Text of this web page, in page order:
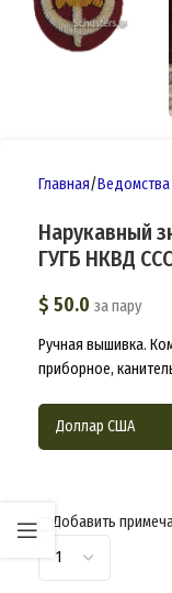
Главная Ведомства
Нарукавный
ГУГБ НКВД
$ 50.0 за пару
Ручная вышивка.
приборное,
Добавить